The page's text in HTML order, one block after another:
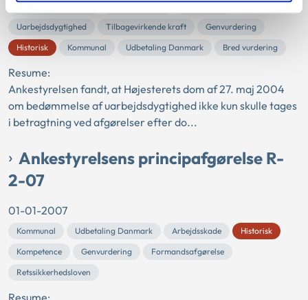
Sygedagpengeloven Sygedagpenge
Højesteret
Uarbejdsdygtighed
Tilbagevirkende kraft
Genvurdering
Historisk
Kommunal Udbetaling Danmark Bred vurdering
Resume:
Ankestyrelsen fandt, at Højesterets dom af 27. maj 2004
om bedømmelse af uarbejdsdygtighed ikke kun skulle tages
i betragtning ved afgørelser efter do...
Ankestyrelsens principafgørelse R-
2-07
01-01-2007
Kommunal Udbetaling Danmark Arbejdsskade
Historisk
Kompetence
Genvurdering
Formandsafgørelse
Retssikkerhedsloven